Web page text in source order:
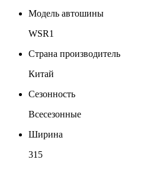
Модель автошины
WSR1
Страна производитель
Китай
Сезонность
Всесезонные
Ширина
315